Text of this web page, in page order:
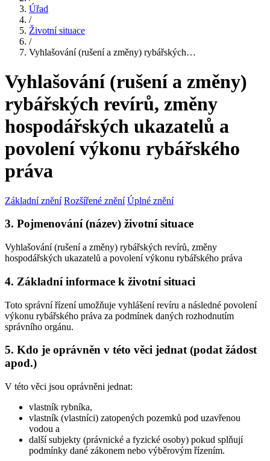
Úřad
/
Životní situace
/
Vyhlašování (rušení a změny) rybářských…
Vyhlašování (rušení a změny)
rybářských revírů, změny
hospodářských ukazatelů a
povolení výkonu rybářského
práva
Základní znění Rozšířené znění Úplné znění
3. Pojmenování (název) životní situace
Vyhlašování (rušení a změny) rybářských revírů, změny
hospodářských ukazatelů a povolení výkonu rybářského práva
4. Základní informace k životní situaci
Toto správní řízení umožňuje vyhlášení revíru a následné povolení
výkonu rybářského práva za podmínek daných rozhodnutím
správního orgánu.
5. Kdo je oprávněn v této věci jednat (podat žádost
apod.)
V této věci jsou oprávněni jednat:
vlastník rybníka,
vlastník (vlastníci) zatopených pozemků pod uzavřenou
vodou a
další subjekty (právnické a fyzické osoby) pokud splňují
podmínky dané zákonem nebo výběrovým řízením.